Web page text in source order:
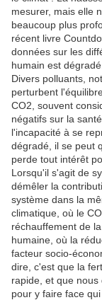
mesurer, mais elle
beaucoup plus
récent livre
données sur les
humain est dégradé.
Divers polluants,
perturbent
CO2, souvent
négatifs sur la
l'incapacité à se
dégradé, il se peut
perde tout intérêt
Lorsqu'il s'agit de
démêler la
système dans la
climatique, où le
réchauffement de
humaine, où la
facteur socio-
dire, c'est que la
rapide, et que
pour y faire face